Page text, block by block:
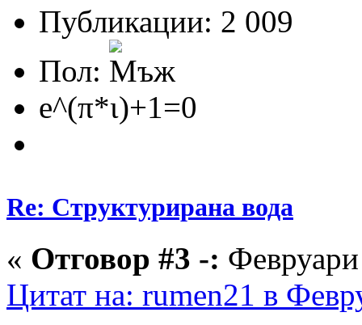
Публикации: 2 009
Пол:
e^(π*ι)+1=0
Re: Структурирана вода
« Отговор #3 -:
Цитат на: rumen21 в